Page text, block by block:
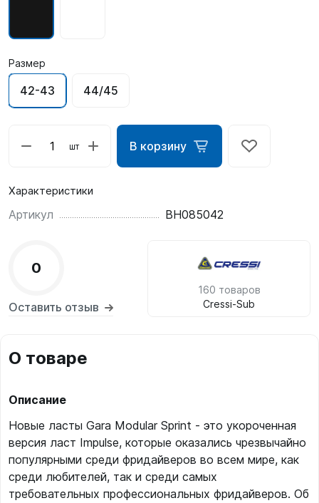
Размер
42-43 44/45
шт В корзину
Характеристики
Артикул BH085042
0
Оставить отзыв
160 товаров
Cressi-Sub
О товаре
Описание
Новые ласты Gara Modular Sprint - это укороченная
версия ласт Impulse, которые оказались чрезвычайно
популярными среди фридайверов во всем мире, как
среди любителей, так и среди самых
требовательных профессиональных фридайверов. Об